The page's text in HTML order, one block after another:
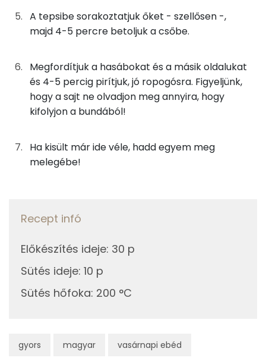
gyors magyar vasárnapi ebéd
311 kcal
Niacin - B3 vitamin:
C vitamin:
Tiamin - B1 vitamin:
E vitamin:
Összesen 18.8 g
Összesen
Telített zsírsav
Egyszeresen telítetlen zsírsav:
Többszörösen telítetlen zsírsav
A tepsibe sorakoztatjuk őket - szellősen -,
majd 4-5 percre betoljuk a csőbe.
Megfordítjuk a hasábokat és a másik oldalukat
és 4-5 percig pirítjuk, jó ropogósra. Figyeljünk,
hogy a sajt ne olvadjon meg annyira, hogy
kifolyjon a bundából!
Ha kisült már ide véle, hadd egyem meg
melegébe!
Recept infó
Előkészítés ideje: 30 p
Sütés ideje: 10 p
Sütés hőfoka: 200 °C